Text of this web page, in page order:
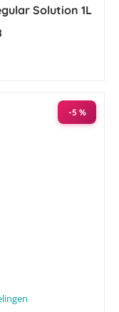
Solution 1L
-5 %